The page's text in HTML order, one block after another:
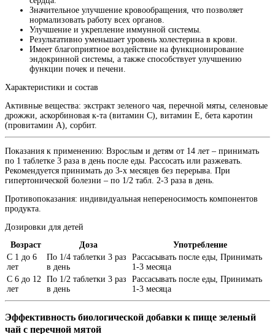
Значительное улучшение кровообращения, что позволяет
нормализовать работу всех органов.
Улучшение и укрепление иммунной системы.
Результативно уменьшает уровень холестерина в крови.
Имеет благоприятное воздействие на функционирование
эндокринной системы, а также способствует улучшению
функции почек и печени.
Характеристики и состав
Активные вещества: экстракт зеленого чая, перечной мяты, селеновые
дрожжи, аскорбиновая к-та (витамин С), витамин Е, бета каротин
(провитамин А), сорбит.
Показания к применению: Взрослым и детям от 14 лет – принимать
по 1 таблетке 3 раза в день после еды. Рассосать или разжевать.
Рекомендуется принимать до 3-х месяцев без перерыва. При
гипертонической болезни – по 1/2 табл. 2-3 раза в день.
Противопоказания: индивидуальная непереносимость компонентов
продукта.
Дозировки для детей
Возраст
Доза
Употребление
С 1 до 6
лет
По 1/4 таблетки 3 раз
в день
Рассасывать после еды, Принимать
1-3 месяца
С 6 до 12
лет
По 1/2 таблетки 3 раз
в день
Рассасывать после еды, Принимать
1-3 месяца
Эффективность биологической добавки к пище зеленый
чай с перечной мятой